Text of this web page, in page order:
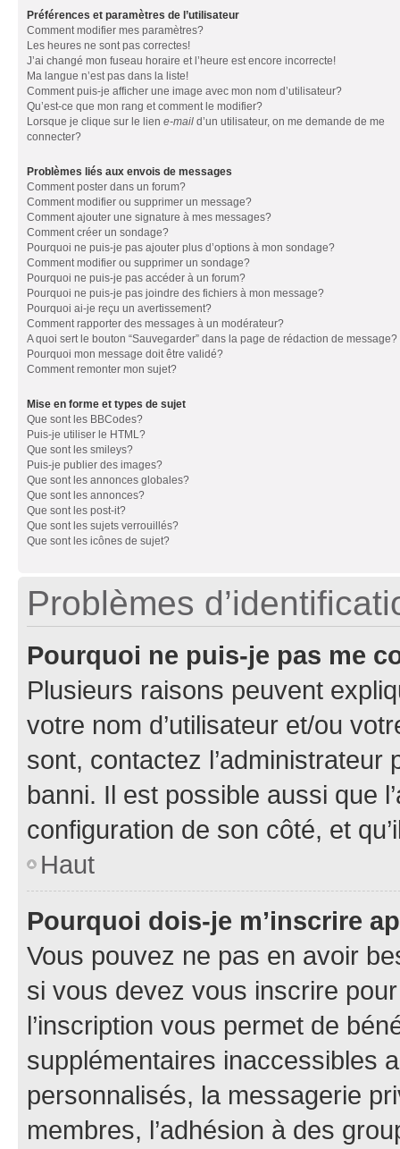
Préférences et paramètres de l’utilisateur
Comment modifier mes paramètres?
Les heures ne sont pas correctes!
J’ai changé mon fuseau horaire et l’heure est encore incorrecte!
Ma langue n’est pas dans la liste!
Comment puis-je afficher une image avec mon nom d’utilisateur?
Qu’est-ce que mon rang et comment le modifier?
Lorsque je clique sur le lien e-mail d’un utilisateur, on me demande de me
connecter?
Problèmes liés aux envois de messages
Comment poster dans un forum?
Comment modifier ou supprimer un message?
Comment ajouter une signature à mes messages?
Comment créer un sondage?
Pourquoi ne puis-je pas ajouter plus d’options à mon sondage?
Comment modifier ou supprimer un sondage?
Pourquoi ne puis-je pas accéder à un forum?
Pourquoi ne puis-je pas joindre des fichiers à mon message?
Pourquoi ai-je reçu un avertissement?
Comment rapporter des messages à un modérateur?
A quoi sert le bouton “Sauvegarder” dans la page de rédaction de message?
Pourquoi mon message doit être validé?
Comment remonter mon sujet?
Mise en forme et types de sujet
Que sont les BBCodes?
Puis-je utiliser le HTML?
Que sont les smileys?
Puis-je publier des images?
Que sont les annonces globales?
Que sont les annonces?
Que sont les post-it?
Que sont les sujets verrouillés?
Que sont les icônes de sujet?
Problèmes
Pourquoi ne puis-je pas me
Plusieurs raisons peuvent
votre nom d’utilisateur et/ou
sont, contactez l’administrateur
banni. Il est possible aussi que
configuration de son côté, et
Haut
Pourquoi dois-je m’inscrire
Vous pouvez ne pas en avoir
si vous devez vous inscrire
l’inscription vous permet de
supplémentaires inaccessibles
personnalisés, la messagerie
membres, l’adhésion à des